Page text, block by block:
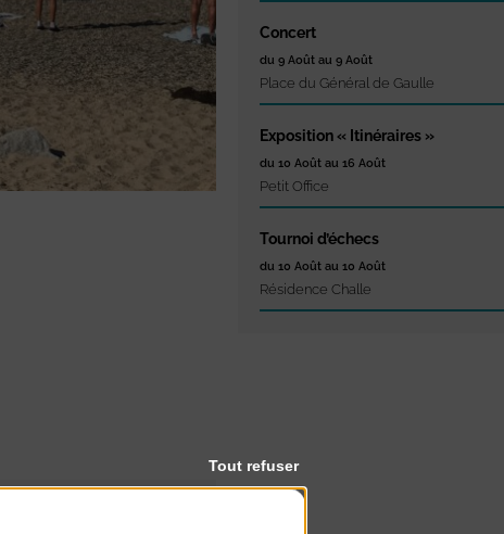
Concert
du 9 Août au 9 Août
Place du Général de Gaulle
Exposition « Itinéraires »
du 10 Août au 16 Août
Petit Office
Tournoi d’échecs
du 10 Août au 10 Août
Résidence Challe
Tout refuser